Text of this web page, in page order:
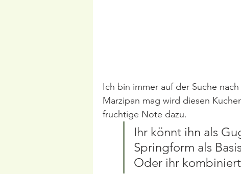
Ich bin immer auf der Suche
Marzipan mag wird diesen
fruchtige Note dazu.
Ihr könnt ihn als
Springform als
Oder ihr